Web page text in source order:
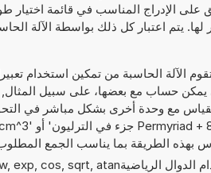
على الإدراج المناسب في قائمة اختيار
يتم اعتبار كل ذلك بواسطة الآلة
الآلة الحاسبة من تمكين استخدام
مع وحدة أخرى بشكل مباشر في
بهذه الطريقة بما يناسب الجمع